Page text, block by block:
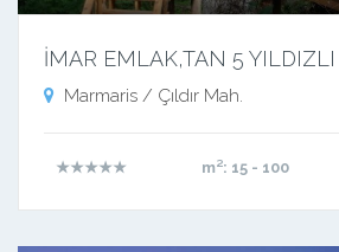
İMAR EMLAK,TAN 5 YILDIZLI
Marmaris / Çıldır Mah.
★★★★★ m²: 15 - 100